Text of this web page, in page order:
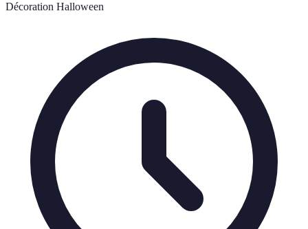
Décoration Halloween